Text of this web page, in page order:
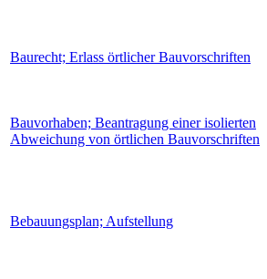
Baurecht; Erlass örtlicher Bauvorschriften
Bauvorhaben; Beantragung einer isolierten
Abweichung von örtlichen Bauvorschriften
Bebauungsplan; Aufstellung